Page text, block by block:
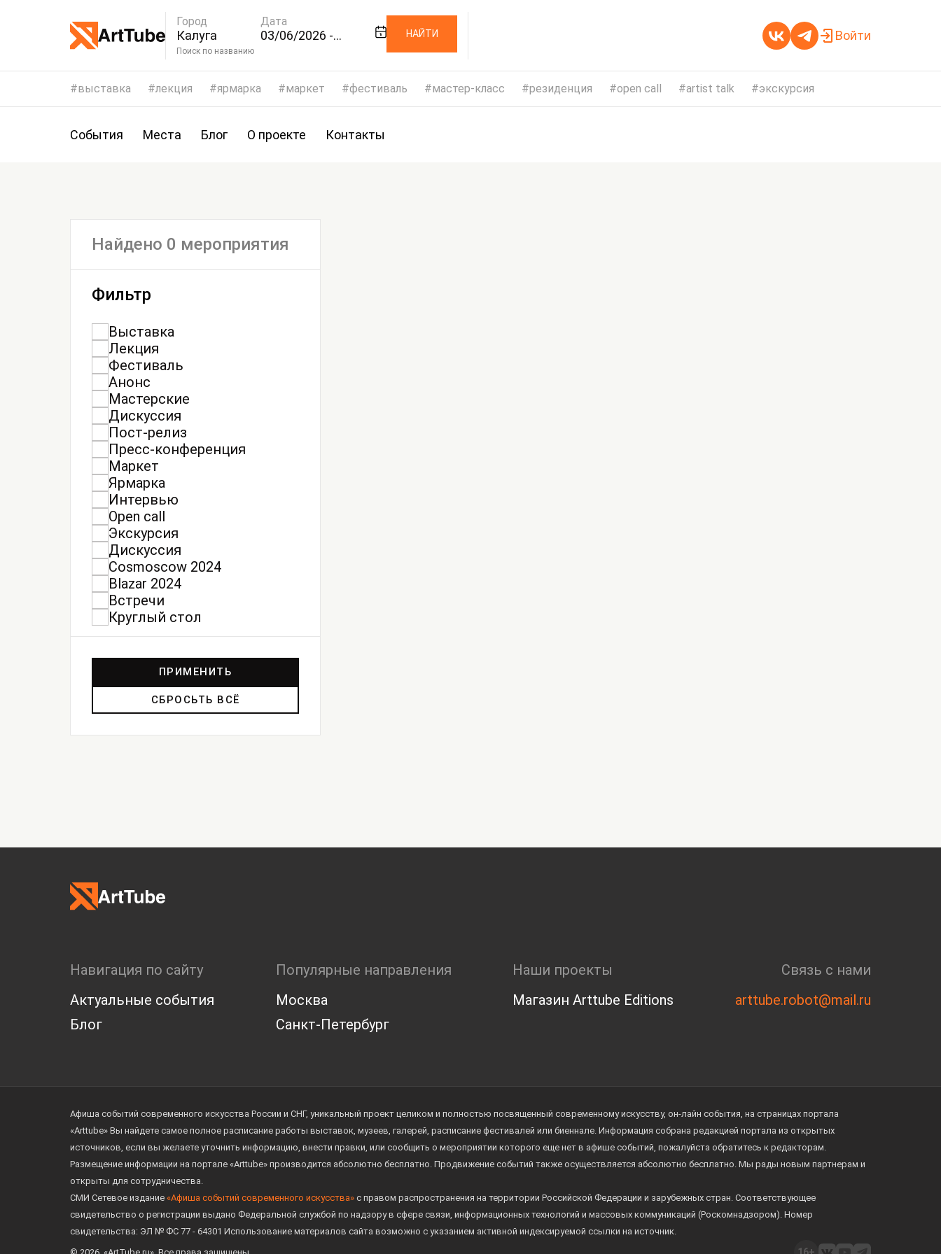
Город
Калуга
Дата
03/06/2026 -
Поиск по названию
НАЙТИ Войти
выставка лекция ярмарка маркет фестиваль мастер-класс резиденция open call artist talk экскурсия
События Места Блог О проекте Контакты
Найдено 0 мероприятия
Фильтр
Выставка
Лекция
Фестиваль
Анонс
Мастерские
Дискуссия
Пост-релиз
Пресс-конференция
Маркет
Ярмарка
Интервью
Open call
Экскурсия
Дискуссия
Cosmoscow 2024
Blazar 2024
Встречи
Круглый стол
ПРИМЕНИТЬ
СБРОСЬТЬ ВСЁ
Навигация по сайту
Актуальные события
Блог
Популярные направления
Москва
Санкт-Петербург
Наши проекты
Магазин Arttube Editions
Связь с нами
arttube.robot@mail.ru
Афиша событий современного искусства России и СНГ, уникальный проект целиком и полностью посвященный современному искусству, он-лайн события, на страницах портала
«Arttube» Вы найдете самое полное расписание работы выставок, музеев, галерей, расписание фестивалей или биеннале. Информация собрана редакцией портала из открытых
источников, если вы желаете уточнить информацию, внести правки, или сообщить о мероприятии которого еще нет в афише событий, пожалуйста обратитесь к редакторам.
Размещение информации на портале «Arttube» производится абсолютно бесплатно. Продвижение событий также осуществляется абсолютно бесплатно. Мы рады новым партнерам и
открыты для сотрудничества.
СМИ Сетевое издание «Афиша событий современного искусства» с правом распространения на территории Российской Федерации и зарубежных стран. Соответствующее
свидетельство о регистрации выдано Федеральной службой по надзору в сфере связи, информационных технологий и массовых коммуникаций (Роскомнадзором). Номер
свидетельства: ЭЛ № ФС 77 - 64301 Использование материалов сайта возможно с указанием активной индексируемой ссылки на источник.
© 2026. «ArtTube.ru». Все права защищены.